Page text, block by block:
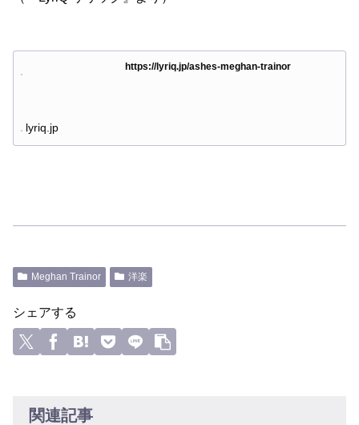
https://lyriq.jp/ashes-meghan-trainor
lyriq.jp
Meghan Trainor 洋楽
シェアする
関連記事